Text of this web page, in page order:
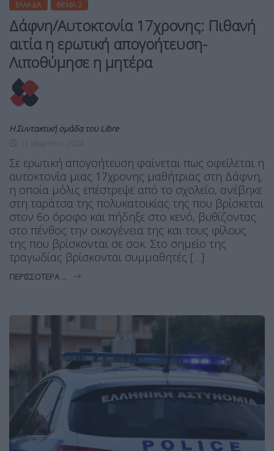
ΕΛΛΆΔΑ ΘΈΜΑ 2
Δάφνη/Αυτοκτονία 17χρονης: Πιθανή
αιτία η ερωτική απογοήτευση-
Λιποθύμησε η μητέρα
Η Συντακτική ομάδα του Libre
Σε ερωτική απογοήτευση φαίνεται πως οφείλεται η
αυτοκτονία μιας 17χρονης μαθήτριας στη Δάφνη,
η οποία μόλις επέστρεψε από το σχολείο, ανέβηκε
στη ταράτσα της πολυκατοικίας της που βρίσκεται
στον 6ο όροφο και πήδηξε στο κενό, βυθίζοντας
στο πένθος την οικογένεια της και τους φίλους
της που βρίσκονται σε σοκ. Στο σημείο της
τραγωδίας βρίσκονται συμμαθητές […]
ΠΕΡΙΣΣΌΤΕΡΑ ...